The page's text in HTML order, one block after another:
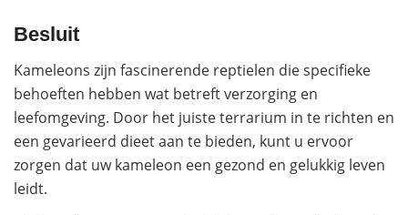
Besluit
Kameleons zijn fascinerende reptielen die specifieke
behoeften hebben wat betreft verzorging en
leefomgeving. Door het juiste terrarium in te richten en
een gevarieerd dieet aan te bieden, kunt u ervoor
zorgen dat uw kameleon een gezond en gelukkig leven
leidt.